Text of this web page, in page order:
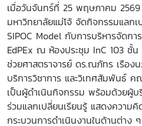
เมื่อวันจันทร์ที่ 25 พฤษภาคม 2569
มหาวิทยาลัยแม่โจ้ จัดกิจกรรมแลกเ
SIPOC Model กับการบริหารจัดก
EdPEx ณ ห้องประชุม InC 103 ชั้น
ช่วยศาสตราจารย์ ดร.ณภัทร เรือ
บริการวิชาการ และวิเทศสัมพันธ์ ค
เป็นผู้ดำเนินกิจกรรม พร้อมด้วยผู้บ
ร่วมแลกเปลี่ยนเรียนรู้ แสดงความคิ
กระบวนการดำเนินงานในด้านต่าง